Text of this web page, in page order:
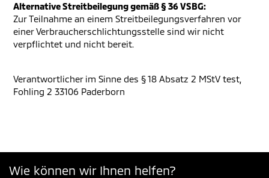
Alternative Streitbeilegung gemäß § 36 VSBG:
Zur Teilnahme an einem Streitbeilegungsverfahren vor
einer Verbraucherschlichtungsstelle sind wir nicht
verpflichtet und nicht bereit.
Verantwortlicher im Sinne des § 18 Absatz 2 MStV test,
Fohling 2 33106 Paderborn
Wie können wir Ihnen helfen?